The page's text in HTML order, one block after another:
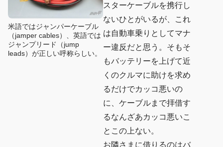
米語ではジャンパーケーブル
（jamper cables）、英語では
ジャンプリード（jump
leads）が正しい呼称らしい。
スターケーブルを携行し
ないひとがいるが、これ
は自動車乗りとしてマナ
ー違反だと思う。そもそ
もバッテリーを上げて近
くのクルマに助けを求め
るだけでカッコ悪いの
に、ケーブルまで拝借す
るなんざあカッコ悪いこ
とこの上ない。
お隣さまに借りるのはバ